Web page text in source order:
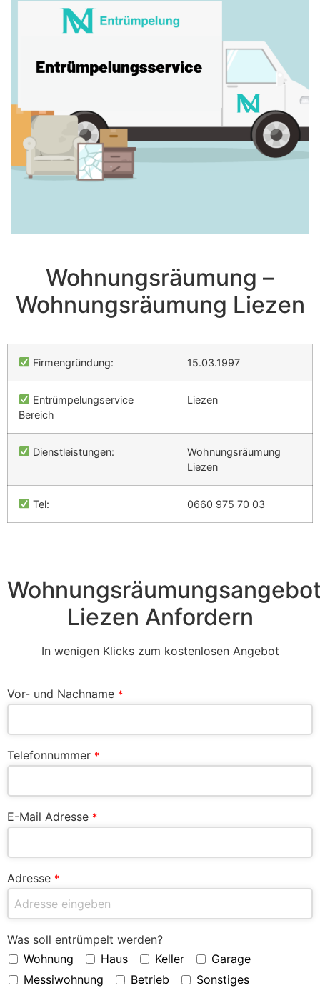
Wohnungsräumung –
Wohnungsräumung Liezen
Firmengründung: 15.03.1997
Entrümpelungservice
Bereich
Liezen
Dienstleistungen:
Wohnungsräumung
Liezen
Tel: 0660 975 70 03
Liezen Anfordern
In wenigen Klicks zum kostenlosen Angebot
Vor- und Nachname *
Telefonnummer *
E-Mail Adresse *
Adresse *
Was soll entrümpelt werden?
Wohnung
Haus Keller
Garage
Messiwohnung
Betrieb Sonstiges